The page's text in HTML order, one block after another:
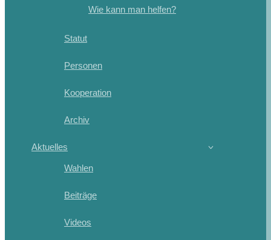
Wie kann man helfen?
Statut
Personen
Kooperation
Archiv
Aktuelles
Wahlen
Beiträge
Videos